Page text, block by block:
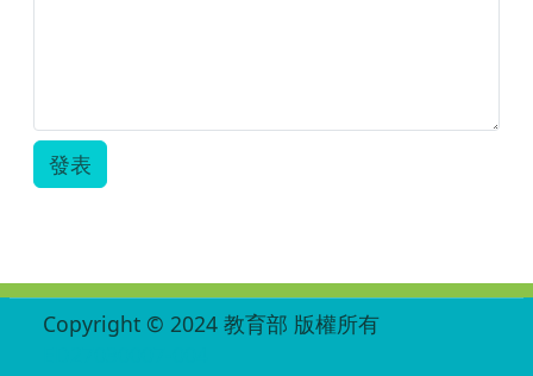
國
小
李
發表
Copyright © 2024 教育部 版權所有